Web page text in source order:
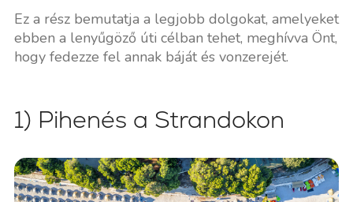
Ez a rész bemutatja a legjobb dolgokat, amelyeket
ebben a lenyűgöző úti célban tehet, meghívva Önt,
hogy fedezze fel annak báját és vonzerejét.
1) Pihenés a Strandokon